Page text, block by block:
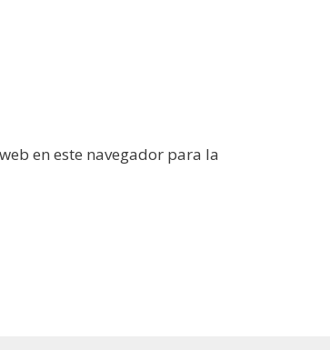
en este navegador para la